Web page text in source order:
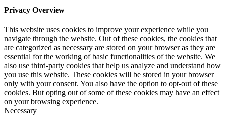
Privacy Overview
This website uses cookies to improve your experience while you
navigate through the website. Out of these cookies, the cookies that
are categorized as necessary are stored on your browser as they are
essential for the working of basic functionalities of the website. We
also use third-party cookies that help us analyze and understand how
you use this website. These cookies will be stored in your browser
only with your consent. You also have the option to opt-out of these
cookies. But opting out of some of these cookies may have an effect
on your browsing experience.
Necessary